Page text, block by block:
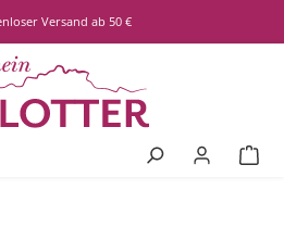
Versand ab 50 €